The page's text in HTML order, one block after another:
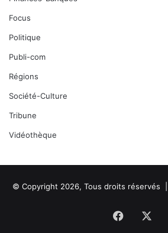
Focus
Politique
Publi-com
Régions
Société-Culture
Tribune
Vidéothèque
© Copyright 2026, Tous droits réservés |
Facebook